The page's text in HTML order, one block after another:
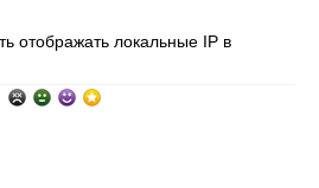
отображать локальные IP в